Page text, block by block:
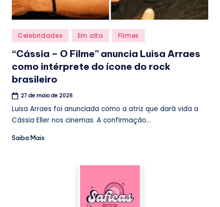
Posted
in
Celebridades Em alta Filmes
“Cássia – O Filme” anuncia Luisa Arraes
como intérprete do ícone do rock
brasileiro
27 de maio de 2026
Luisa Arraes foi anunciada como a atriz que dará vida a
Cássia Eller nos cinemas. A confirmação...
Saiba Mais